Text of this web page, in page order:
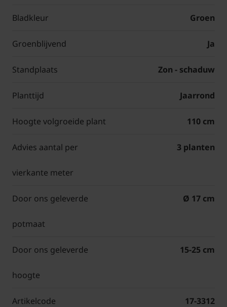
Bladkleur Groen
Groenblijvend Ja
Standplaats Zon - schaduw
Planttijd Jaarrond
Hoogte volgroeide plant 110 cm
Advies aantal per
vierkante meter
3 planten
Door ons geleverde
potmaat
Ø 17 cm
Door ons geleverde
hoogte
15-25 cm
Artikelcode 17-3312